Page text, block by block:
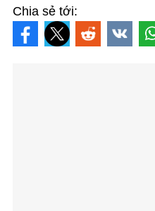
Chia sẻ tới: